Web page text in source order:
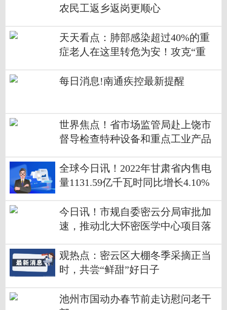
农民工返乡返岗更顺心
天天看点：肺部感染超过40%的重
症老人在这里转危为安！攻克“重
高
每日消息!南通疾控最新提醒
世界焦点！省市场监管局赴上饶市
督导检查特种设备和重点工业产品
全球今日讯！2022年甘肃省内售电
量1131.59亿千瓦时同比增长4.10%
今日讯！市规自委密云分局审批加
速，推动北大怀密医学中心项目落
观热点：密云区大棚冬季采摘正当
时，共尝“鲜甜”好日子
池州市国动办春节前走访慰问老干